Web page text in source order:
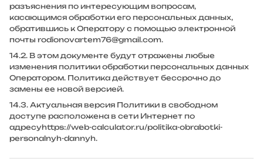
разъяснения по интересующим вопросам,
касающимся обработки его персональных данных,
обратившись к Оператору с помощью электронной
почты rodionovartem76@gmail.com.
14.2. В этом документе будут отражены любые
изменения политики обработки персональных данных
Оператором. Политика действует бессрочно до
замены ее новой версией.
14.3. Актуальная версия Политики в свободном
доступе расположена в сети Интернет по
адресуhttps://web-calculator.ru/politika-obrabotki-
personalnyh-dannyh.